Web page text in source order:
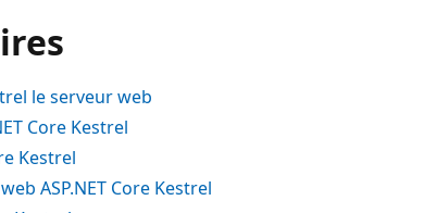
le serveur web
Core Kestrel
Kestrel
ASP.NET Core Kestrel